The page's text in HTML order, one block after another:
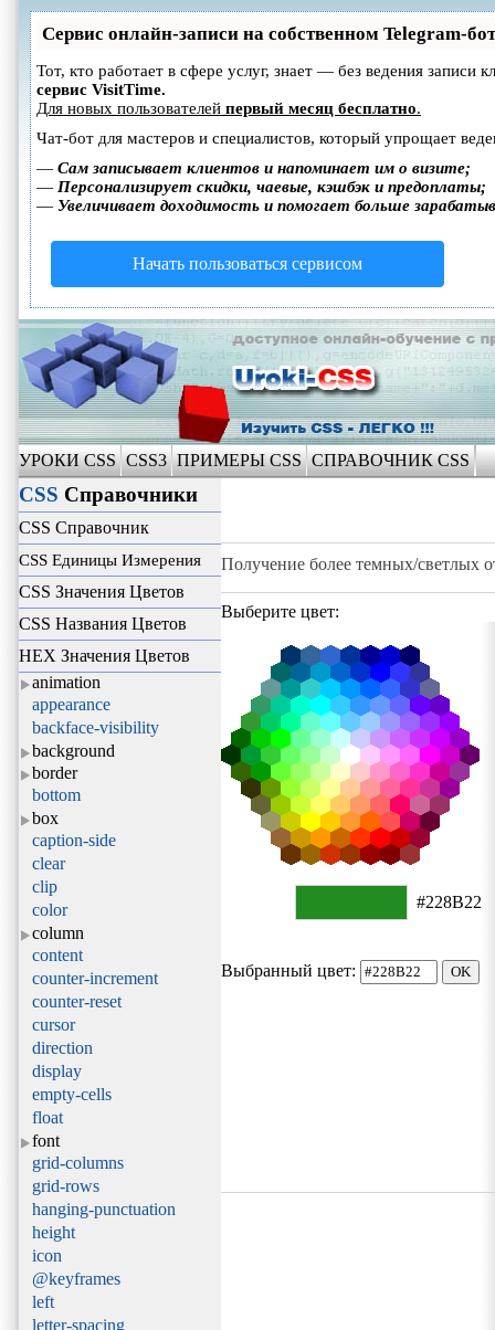
Сервис онлайн-записи на собственном Telegram-
Тот, кто работает в сфере услуг, знает — без ведения
сервис VisitTime.
Для новых пользователей первый месяц бесплатно.
Чат-бот для мастеров и специалистов, который упрощает
— Сам записывает клиентов и напоминает им о визите;
— Персонализирует скидки, чаевые, кэшбэк и предоплаты;
— Увеличивает доходимость и помогает больше
Начать пользоваться сервисом
УРОКИ CSS CSS3 ПРИМЕРЫ CSS СПРАВОЧНИК CSS
CSS Справочники
CSS Справочник
CSS Единицы Измерения
CSS Значения Цветов
CSS Названия Цветов
HEX Значения Цветов
animation
appearance
backface-visibility
background
border
bottom
box
caption-side
clear
clip
color
column
content
counter-increment
counter-reset
cursor
direction
display
empty-cells
float
font
grid-columns
grid-rows
hanging-punctuation
height
icon
@keyframes
left
letter-spacing
Получение более темных/светлых
Выберите цвет:
#228B22
Выбранный цвет: